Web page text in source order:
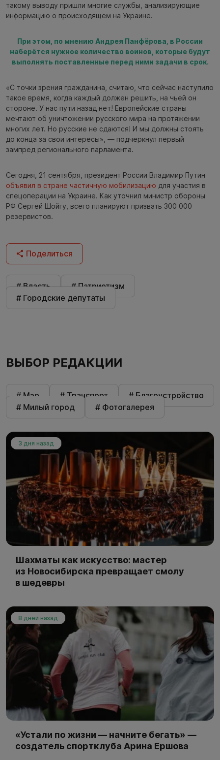
такому выводу пришли многие службы, анализирующие
информацию о происходящем на Украине.
При этом, по мнению Андрея Панфёрова, в России
наберётся нужное количество воинов, которые будут
выполнять поставленные перед ними задачи в срок.⁠
«С точки зрения гражданина, считаю, что сейчас наступило
такое время, когда каждый должен решить, на чьей он
стороне. У нас пути назад нет! Европейские страны
мечтают об уничтожении русского мира на протяжении
многих лет. Но русские не сдаются! И мы должны стоять
до конца за свои интересы», — подчеркнул первый
зампред регионального парламента.
Сегодня, 21 сентября, президент России Владимир Путин
объявил в стране частичную мобилизацию для участия в
спецоперации на Украине. Как уточнил министр обороны
РФ Сергей Шойгу, всего планируют призвать 300 000
резервистов.
Поделиться
# Власть
# Патриотизм
# Городские депутаты
ВЫБОР РЕДАКЦИИ
# Мэр # Транспорт
# Благоустройство
# Милый город
# Фотогалерея
3 дня назад
Шахматы как искусство: мастер
из Новосибирска превращает смолу
в шедевры
8 дней назад
«Устали по жизни — начните бегать» —
создатель спортклуба Арина Ершова